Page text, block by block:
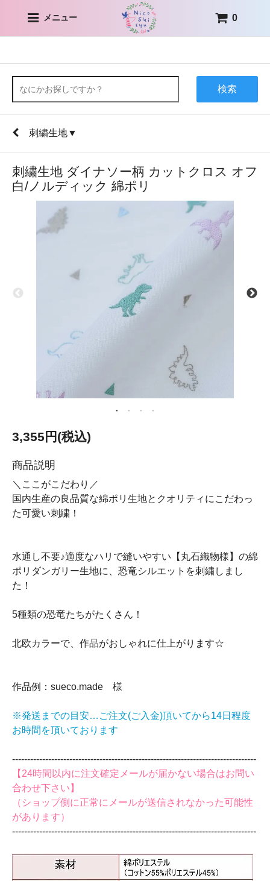
メニュー 0
検索
刺繍生地▼
刺繍生地 ダイナソー柄 カットクロス オフ
白/ノルディック 綿ポリ
3,355円(税込)
商品説明
＼ここがこだわり／
国内生産の良品質な綿ポリ生地とクオリティにこだわっ
た可愛い刺繍！
水通し不要♪適度なハリで縫いやすい【丸石織物様】の綿
ポリダンガリー生地に、恐竜シルエットを刺繍しまし
た！
5種類の恐竜たちがたくさん！
北欧カラーで、作品がおしゃれに仕上がります☆
作品例：sueco.made 様
※発送までの目安…ご注文(ご入金)頂いてから14日程度
お時間を頂いております
‐‐‐‐‐‐‐‐‐‐‐‐‐‐‐‐‐‐‐‐‐‐‐‐‐‐‐‐‐‐‐‐‐‐‐‐‐‐‐‐‐‐‐‐‐‐‐‐‐‐‐‐‐‐‐‐‐‐‐‐‐‐‐‐‐‐‐‐‐‐‐‐‐‐‐‐‐‐‐‐‐
【24時間以内に注文確定メールが届かない場合はお問い
合わせ下さい】
（ショップ側に正常にメールが送信されなかった可能性
があります）
‐‐‐‐‐‐‐‐‐‐‐‐‐‐‐‐‐‐‐‐‐‐‐‐‐‐‐‐‐‐‐‐‐‐‐‐‐‐‐‐‐‐‐‐‐‐‐‐‐‐‐‐‐‐‐‐‐‐‐‐‐‐‐‐‐‐‐‐‐‐‐‐‐‐‐‐‐‐‐‐‐